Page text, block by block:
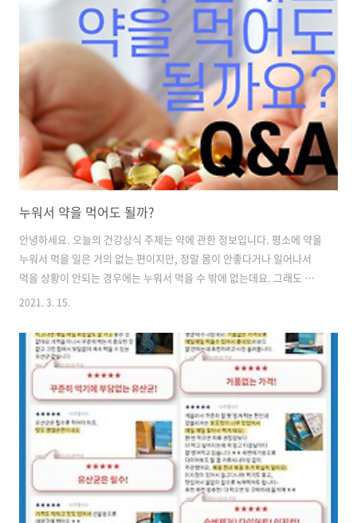
의 전문적 지식과 능력을 종합적으로 시험,평가하여 자격증을 부여함. 미
술심리상담사의 자질과 전문가로서 미술심리상담지도 및 심리검사 진
단,상담 등 현업에 직접 활용 가능한 인재육성. 응시자격 만 18세이상인
자로서 아래의 요건 중 하나를 충족하는 자. 시험과목 1차 필기시험 1) 상
담심리학 2) 이..
누워서 약을 먹어도 될까?
안녕하세요. 오늘의 건강상식 주제는 약에 관한 정보입니다. 평소에 약을
누워서 먹을 일은 거의 없는 편이지만, 정말 몸이 안좋다거나 일어나서
먹을 상황이 안되는 경우에는 누워서 먹을 수 밖에 없는데요. 그래도 큰
일이 일어나지는 않겠지만, 우리몸에 괜찮을까 궁금하실 때가 있으실거
도 괜찮을까요? - 누운채로 생활해야하는 경우에도 누운채로 약을 먹는
것은 좋지 않습니다. 도저히 일어날 수 없을 때에는 베개 같은 것을 등에
대고, 상반신을 30도 정도만이라도 일으켜서 먹는 것이 좋습니다. 상반
신을 일으킨 자세라면, 약이 지나가는 길인 식도가 수직이 되고, 약이 위
까지 통과할 수 있게 됩니다. 하지만, 누운 상태에서 약을 먹게 되면, 약
이 식..
2021. 3. 15.